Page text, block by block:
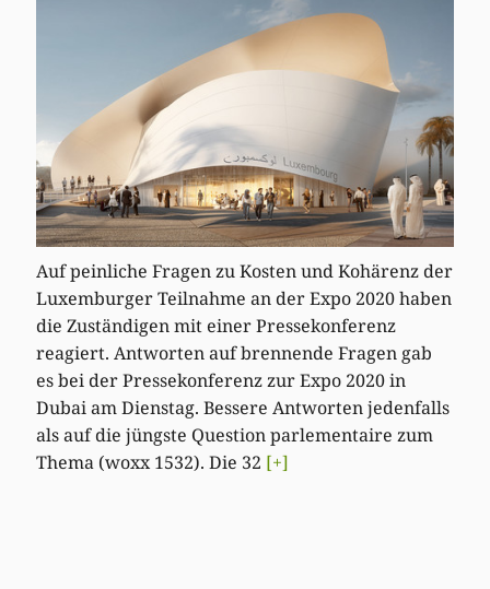
Auf peinliche Fragen zu Kosten und Kohärenz der
Luxemburger Teilnahme an der Expo 2020 haben
die Zuständigen mit einer Pressekonferenz
reagiert. Antworten auf brennende Fragen gab
es bei der Pressekonferenz zur Expo 2020 in
Dubai am Dienstag. Bessere Antworten jedenfalls
als auf die jüngste Question parlementaire zum
Thema (woxx 1532). Die 32 [+]